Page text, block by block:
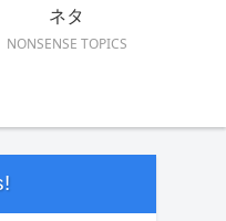
ネタ
NONSENSE TOPICS